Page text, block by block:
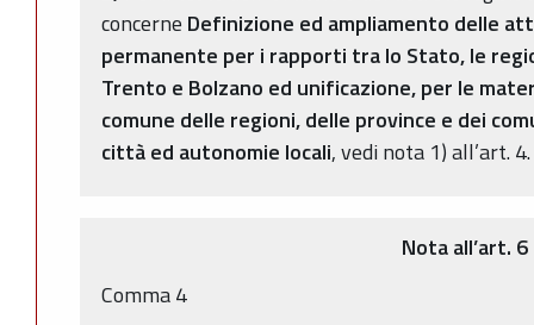
concerne Definizione ed ampliamento delle
permanente per i rapporti tra lo Stato, le
Trento e Bolzano ed unificazione, per le
comune delle regioni, delle province e dei
città ed autonomie locali, vedi nota 1) all’art. 4.
Nota all’art. 6
Comma 4